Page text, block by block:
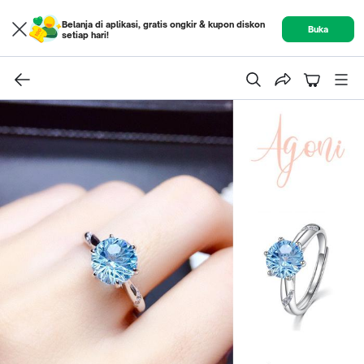
Belanja di aplikasi, gratis ongkir & kupon diskon
setiap hari!
Buka